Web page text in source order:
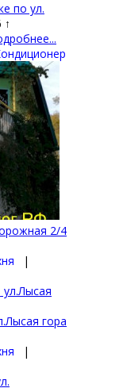
по ул.
2/4
|
гора
|